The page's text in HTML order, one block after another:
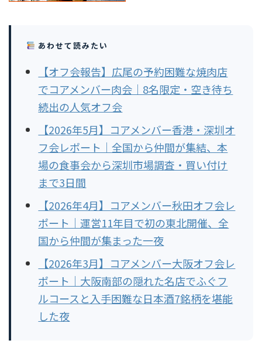
あわせて読みたい
【オフ会報告】広尾の予約困難な焼肉店
でコアメンバー肉会｜8名限定・空き待ち
続出の人気オフ会
【2026年5月】コアメンバー香港・深圳オ
フ会レポート｜全国から仲間が集結、本
場の食事会から深圳市場調査・買い付け
まで3日間
【2026年4月】コアメンバー秋田オフ会レ
ポート｜運営11年目で初の東北開催、全
国から仲間が集まった一夜
【2026年3月】コアメンバー大阪オフ会レ
ポート｜大阪南部の隠れた名店でふぐフ
ルコースと入手困難な日本酒7銘柄を堪能
した夜